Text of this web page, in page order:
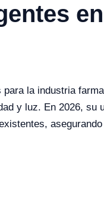
la industria
y luz. En 2026, su